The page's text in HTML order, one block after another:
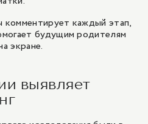
комментирует каждый этап,
будущим родителям
экране.
выявляет